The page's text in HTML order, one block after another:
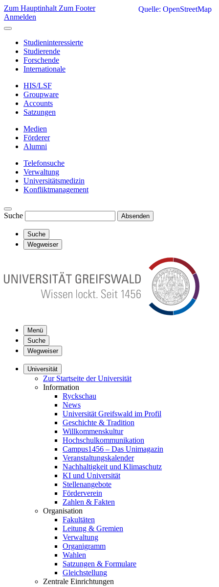
Zum Hauptinhalt Zum Footer
Anmelden
Studieninteressierte
Studierende
Forschende
Internationale
HIS/LSF
Groupware
Accounts
Satzungen
Medien
Förderer
Alumni
Telefonsuche
Verwaltung
Universitätsmedizin
Konfliktmanagement
Suche Absenden
Suche
Wegweiser
Menü
Suche
Wegweiser
Universität
Zur Startseite der Universität
Information
Ryckschau
News
Universität Greifswald im Profil
Geschichte & Tradition
Willkommenskultur
Hochschulkommunikation
Campus1456 – Das Unimagazin
Veranstaltungskalender
Nachhaltigkeit und Klimaschutz
KI und Universität
Stellenangebote
Förderverein
Zahlen & Fakten
Organisation
Fakultäten
Leitung & Gremien
Verwaltung
Organigramm
Wahlen
Satzungen & Formulare
Gleichstellung
Zentrale Einrichtungen
Quelle: OpenStreetMap